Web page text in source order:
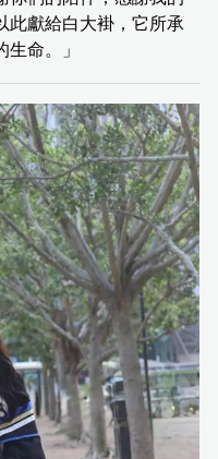
此獻給白大褂，它所承
命。」